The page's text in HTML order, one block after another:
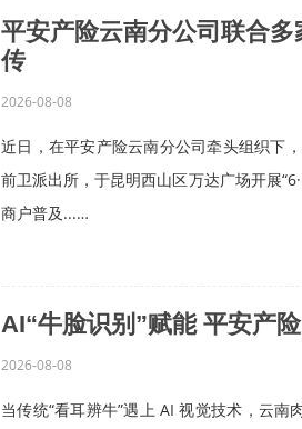
平安产险云南分公司联合
传
2026-08-08
近日，在平安产险云南分公司牵头组织下
前卫派出所，于昆明西山区万达广场开展
商户普及...…
AI“牛脸识别”赋能 平安产
2026-08-08
当传统“看耳辨牛”遇上 AI 视觉技术，云